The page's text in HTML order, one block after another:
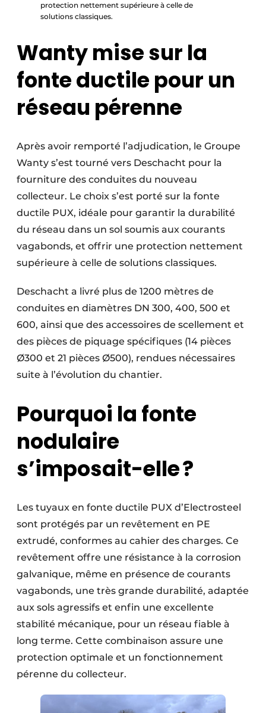
protection nettement supérieure à celle de
solutions classiques.
Wanty mise sur la
fonte ductile pour un
réseau pérenne
Après avoir remporté l’adjudication, le Groupe
Wanty s’est tourné vers Deschacht pour la
fourniture des conduites du nouveau
collecteur. Le choix s’est porté sur la fonte
ductile PUX, idéale pour garantir la durabilité
du réseau dans un sol soumis aux courants
vagabonds, et offrir une protection nettement
supérieure à celle de solutions classiques.
Deschacht a livré plus de 1200 mètres de
conduites en diamètres DN 300, 400, 500 et
600, ainsi que des accessoires de scellement et
des pièces de piquage spécifiques (14 pièces
Ø300 et 21 pièces Ø500), rendues nécessaires
suite à l’évolution du chantier.
Pourquoi la fonte
nodulaire
s’imposait-elle ?
Les tuyaux en fonte ductile PUX d’Electrosteel
sont protégés par un revêtement en PE
extrudé, conformes au cahier des charges. Ce
revêtement offre une résistance à la corrosion
galvanique, même en présence de courants
vagabonds, une très grande durabilité, adaptée
aux sols agressifs et enfin une excellente
stabilité mécanique, pour un réseau fiable à
long terme. Cette combinaison assure une
protection optimale et un fonctionnement
pérenne du collecteur.